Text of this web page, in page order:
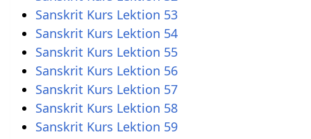
Sanskrit Kurs Lektion 53
Sanskrit Kurs Lektion 54
Sanskrit Kurs Lektion 55
Sanskrit Kurs Lektion 56
Sanskrit Kurs Lektion 57
Sanskrit Kurs Lektion 58
Sanskrit Kurs Lektion 59